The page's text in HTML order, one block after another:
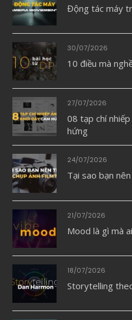
Động tác máy
30/07/2026
10 điều mà
27/07/2026
08 tạp chí
hứng
24/07/2026
Tại sao bạn
21/07/2026
Mood là gì mà
18/07/2026
Storytelling